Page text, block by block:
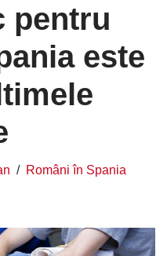
pentru
este
Români în Spania